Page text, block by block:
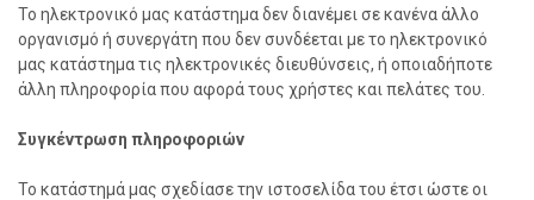
Το ηλεκτρονικό μας κατάστημα δεν διανέμει σε κανένα άλλο
οργανισμό ή συνεργάτη που δεν συνδέεται με το ηλεκτρονικό
μας κατάστημα τις ηλεκτρονικές διευθύνσεις, ή οποιαδήποτε
άλλη πληροφορία που αφορά τους χρήστες και πελάτες του.
Συγκέντρωση πληροφοριών
Το κατάστημά μας σχεδίασε την ιστοσελίδα του έτσι ώστε οι